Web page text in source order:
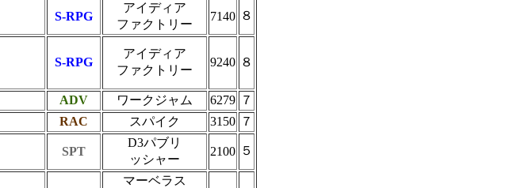
S-RPG
アイディア
ファクトリー
7140 ８
S-RPG
アイディア
ファクトリー
9240 ８
ADV ワークジャム 6279
７
RAC スパイク 3150 ７
SPT
D3パブリ
ッシャー
2100 ５
マーベラス